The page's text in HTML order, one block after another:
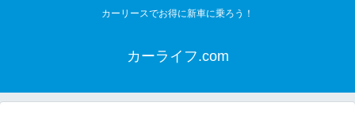
カーリースでお得に新車に乗ろう！
カーライフ.com